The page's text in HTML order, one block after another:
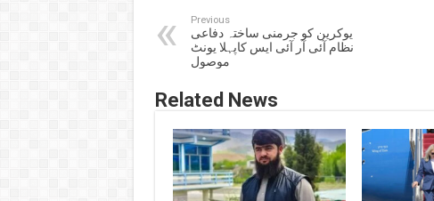
Previous
یوکرین کو جرمنی ساختہ دفاعی
نظام آئی آر آئی ایس کاپہلا یونٹ
موصول
Related News